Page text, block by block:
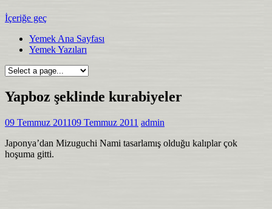
İçeriğe geç
Yemek Ana Sayfası
Yemek Yazıları
Yapboz şeklinde kurabiyeler
09 Temmuz 201109 Temmuz 2011 admin
Japonya’dan Mizuguchi Nami tasarlamış olduğu kalıplar çok
hoşuma gitti.